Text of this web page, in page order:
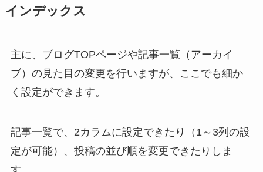
インデックス
主に、ブログTOPページや記事一覧（アーカイ
ブ）の見た目の変更を行いますが、ここでも細か
く設定ができます。
記事一覧で、2カラムに設定できたり（1～3列の設
定が可能）、投稿の並び順を変更できたりしま
す。